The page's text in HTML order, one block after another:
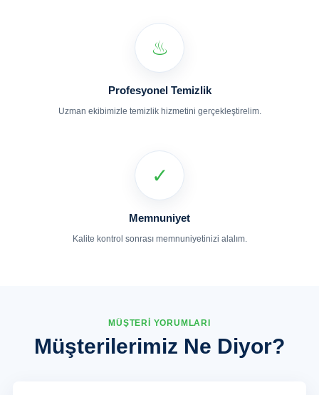
♨
Profesyonel Temizlik
Uzman ekibimizle temizlik hizmetini gerçekleştirelim.
✓
Memnuniyet
Kalite kontrol sonrası memnuniyetinizi alalım.
MÜŞTERİ YORUMLARI
Müşterilerimiz Ne Diyor?